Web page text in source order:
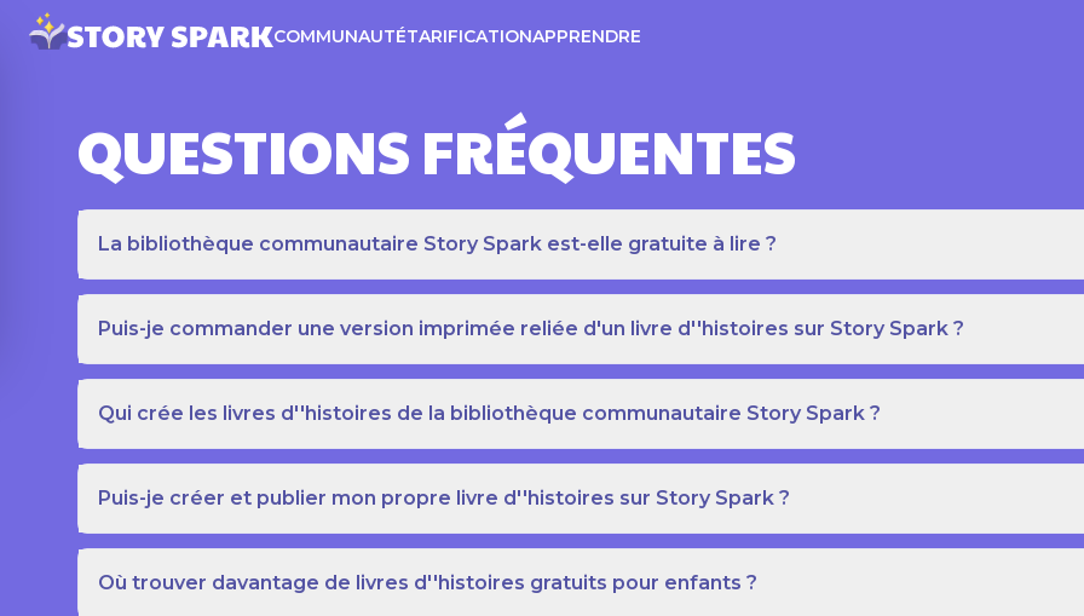
COMMUNAUTÉTARIFICATIONAPPRENDRE
QUESTIONS FRÉQUENTES
La bibliothèque communautaire Story Spark est-elle gratuite à lire ?
Puis-je commander une version imprimée reliée d'un livre d''histoires sur Story Spark ?
Qui crée les livres d''histoires de la bibliothèque communautaire Story Spark ?
Puis-je créer et publier mon propre livre d''histoires sur Story Spark ?
Où trouver davantage de livres d''histoires gratuits pour enfants ?